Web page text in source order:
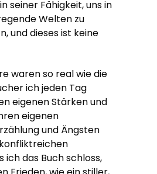
seiner Fähigkeit, uns in
Welten zu
und dieses ist keine
waren so real wie die
ich jeden Tag
eigenen Stärken und
eigenen
und Ängsten
ich das Buch schloss,